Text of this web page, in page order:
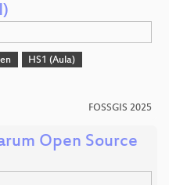
HS1 (Aula)
FOSSGIS 2025
Open Source